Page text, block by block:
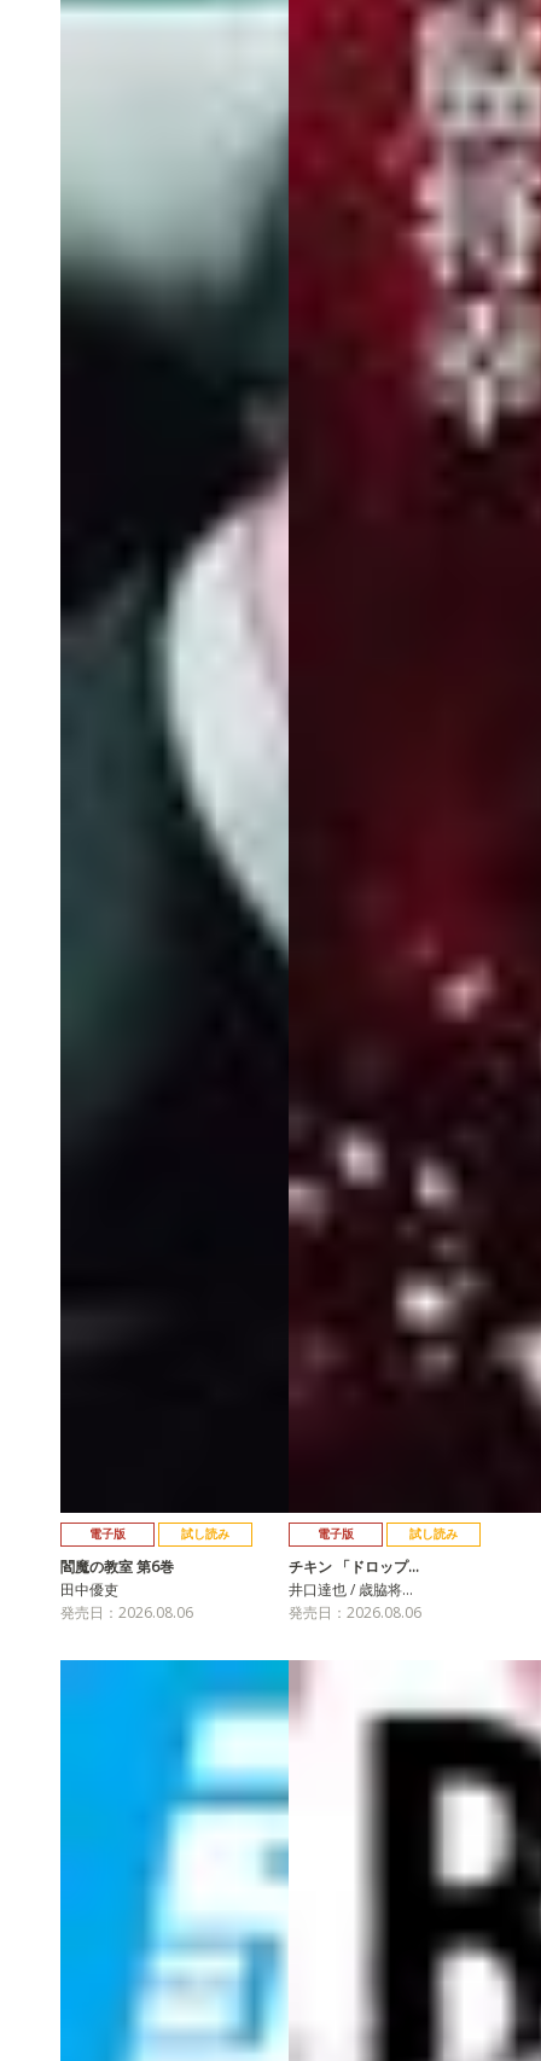
電子版 試し読み
閻魔の教室 第6巻
田中優吏
発売日：2026.08.06
電子版 試し読み
チキン 「ドロップ…
井口達也 / 歳脇将…
発売日：2026.08.06